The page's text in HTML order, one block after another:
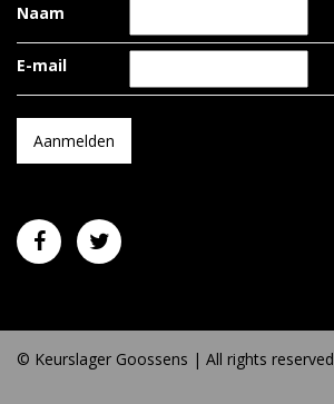
Naam
E-mail
© Keurslager Goossens | All rights reserved